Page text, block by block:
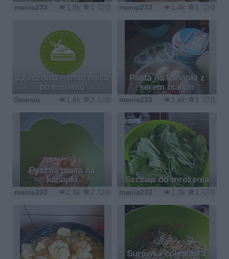
1.9k 1 0
mania233 1.4k 1 0
mania233
Jajecznica - smażenica
po mojemu
1.6k 2 0
Smosia
Pasta na kanapki z
serem białym
1.4k 1 0
mania233
Pyszna pasta na
kanapki
1.8k 2 0
mania233
Szczaw do mrożenia
1.3k 1 0
mania233
Surówka colesław z